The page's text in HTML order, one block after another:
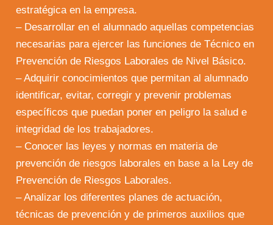
estratégica en la empresa.
– Desarrollar en el alumnado aquellas competencias
necesarias para ejercer las funciones de Técnico en
Prevención de Riesgos Laborales de Nivel Básico.
– Adquirir conocimientos que permitan al alumnado
identificar, evitar, corregir y prevenir problemas
específicos que puedan poner en peligro la salud e
integridad de los trabajadores.
– Conocer las leyes y normas en materia de
prevención de riesgos laborales en base a la Ley de
Prevención de Riesgos Laborales.
– Analizar los diferentes planes de actuación,
técnicas de prevención y de primeros auxilios que